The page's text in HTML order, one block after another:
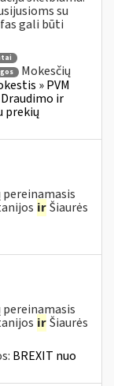
su
gali būti
Mokesčių
» PVM
ir
prekių
irŠiaurės
irŠiaurės
BREXIT nuo